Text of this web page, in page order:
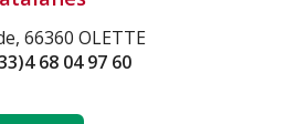
66360 OLETTE
68 04 97 60